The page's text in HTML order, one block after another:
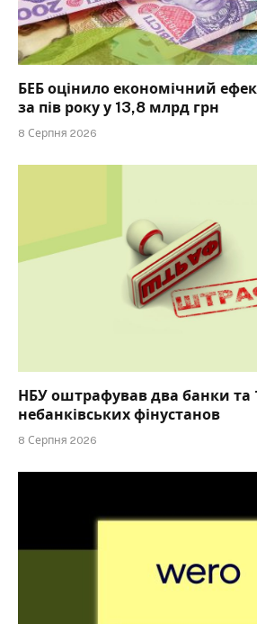
БЕБ оцінило економічний ефект
за пів року у 13,8 млрд грн
8 Серпня 2026
НБУ оштрафував два банки та
небанківських фінустанов
8 Серпня 2026